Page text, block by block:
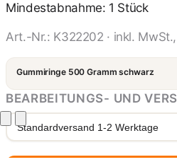
Mindestabnahme: 1 Stück
Art.-Nr.: K322202 · inkl.
Gummiringe 500 Gramm schwarz
BEARBEITUNGS- UND
Standardversand 1-2 Werktage